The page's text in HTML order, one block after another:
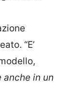
“E’
anche in un